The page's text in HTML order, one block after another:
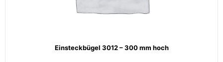
Einsteckbügel 3012 – 300 mm hoch